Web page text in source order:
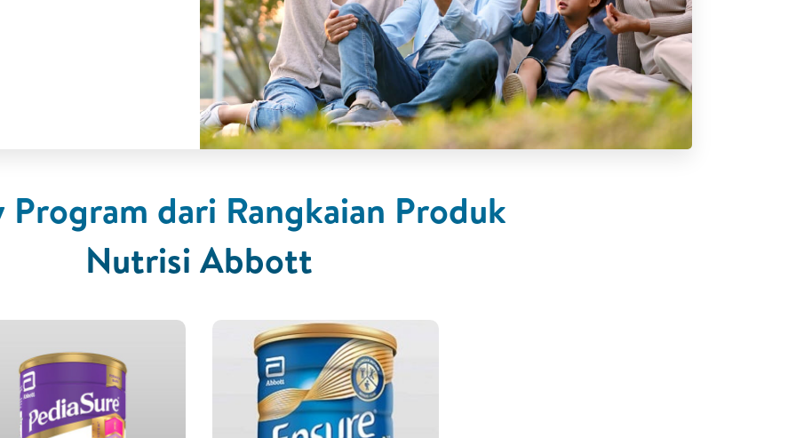
dari Rangkaian Produk
Nutrisi Abbott